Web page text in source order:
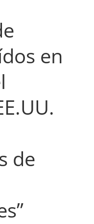
en
de